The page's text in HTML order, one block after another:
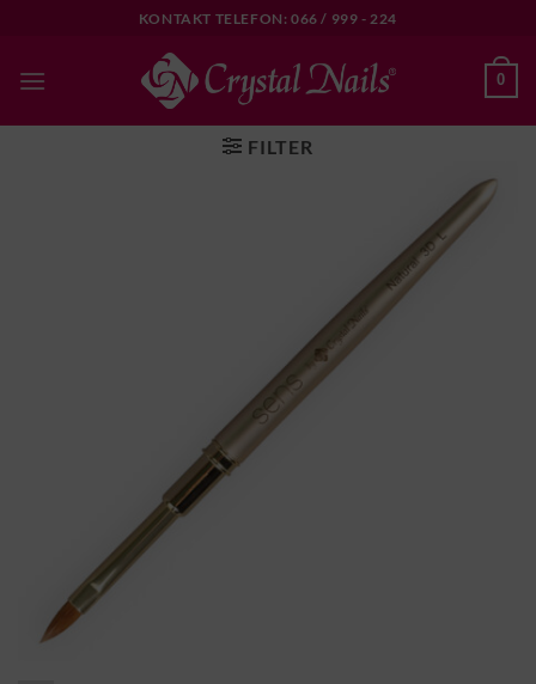
content
KONTAKT TELEFON: 066 / 999 - 224
0
FILTER